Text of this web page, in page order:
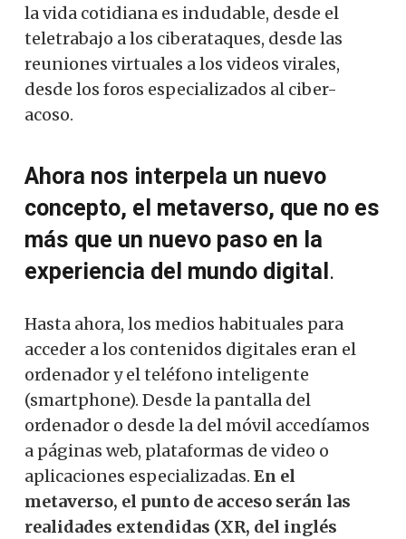
la vida cotidiana es indudable, desde el
teletrabajo a los ciberataques, desde las
reuniones virtuales a los videos virales,
desde los foros especializados al ciber-
acoso.
Ahora nos interpela un nuevo
concepto, el metaverso, que no es
más que un nuevo paso en la
experiencia del mundo digital .
Hasta ahora, los medios habituales para
acceder a los contenidos digitales eran el
ordenador y el teléfono inteligente
(smartphone). Desde la pantalla del
ordenador o desde la del móvil accedíamos
a páginas web, plataformas de video o
aplicaciones especializadas. En el
metaverso, el punto de acceso serán las
realidades extendidas (XR, del inglés